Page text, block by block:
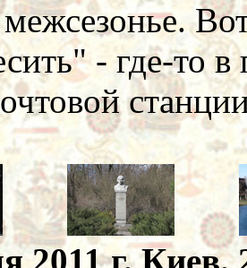
межсезонье.
- где-то в